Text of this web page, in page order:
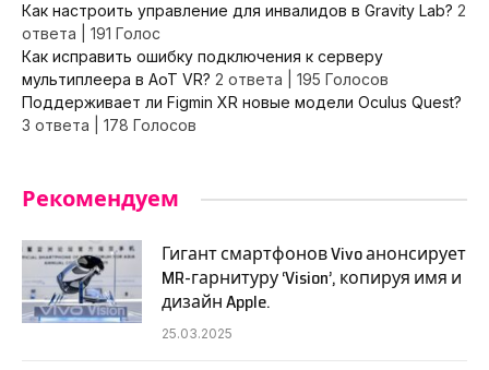
Как настроить управление для инвалидов в Gravity Lab? 2
ответа
191 Голос
Как исправить ошибку подключения к серверу
мультиплеера в AoT VR? 2 ответа
195 Голосов
Поддерживает ли Figmin XR новые модели Oculus Quest?
3 ответа
178 Голосов
Рекомендуем
Гигант смартфонов Vivo анонсирует
MR-гарнитуру ‘Vision’, копируя имя и
дизайн Apple.
25.03.2025